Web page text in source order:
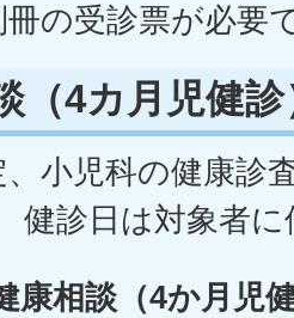
の受診票が必要
（4カ月児健診
小児科の健康診
健診日は対象者
康相談（4か月児